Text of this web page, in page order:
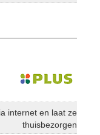
internet en laat ze
thuisbezorgen